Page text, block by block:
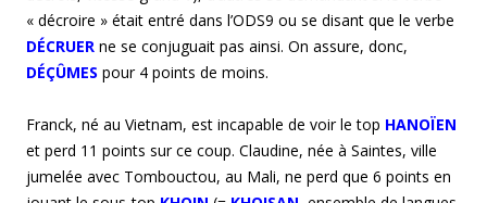
« décroire » était entré dans l’ODS9 ou se disant que le verbe
DÉCRUER ne se conjuguait pas ainsi. On assure, donc,
DÉÇÛMES pour 4 points de moins.
Franck, né au Vietnam, est incapable de voir le top HANOÏEN
et perd 11 points sur ce coup. Claudine, née à Saintes, ville
jumelée avec Tombouctou, au Mali, ne perd que 6 points en